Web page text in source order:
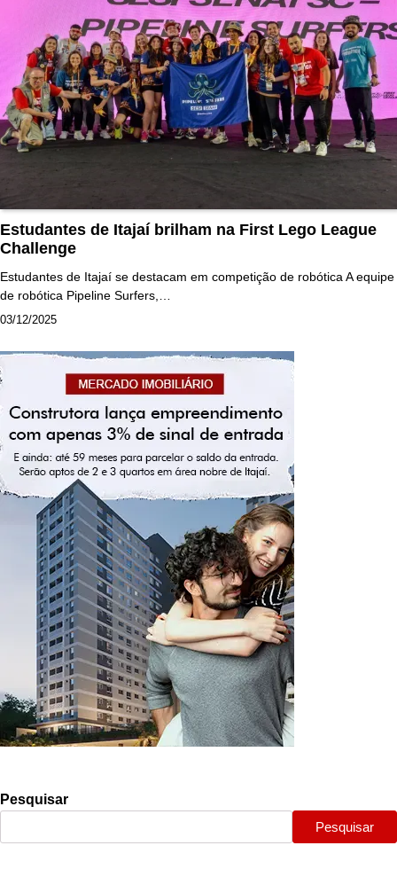
Estudantes de Itajaí brilham na First Lego League
Challenge
Estudantes de Itajaí se destacam em competição de robótica A equipe
de robótica Pipeline Surfers,…
03/12/2025
Pesquisar
Pesquisar